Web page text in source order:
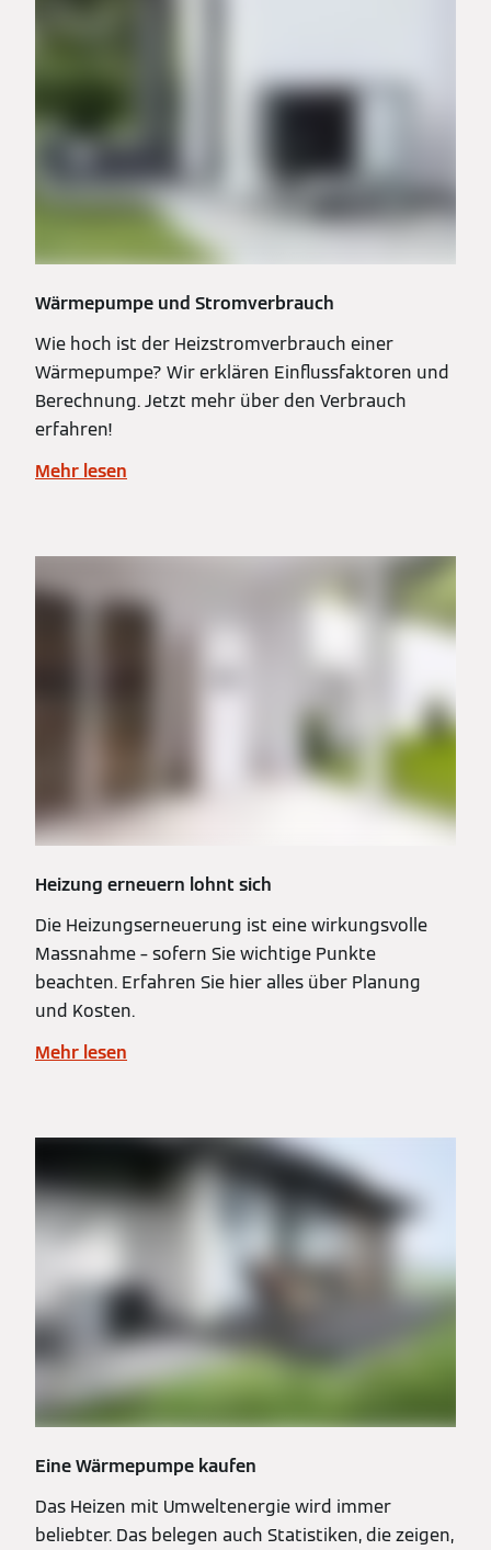
Wärmepumpe und Stromverbrauch
Wie hoch ist der Heizstromverbrauch einer
Wärmepumpe? Wir erklären Einflussfaktoren und
Berechnung. Jetzt mehr über den Verbrauch
erfahren!
Mehr lesen
Heizung erneuern lohnt sich
Die Heizungserneuerung ist eine wirkungsvolle
Massnahme – sofern Sie wichtige Punkte
beachten. Erfahren Sie hier alles über Planung
und Kosten.
Mehr lesen
Eine Wärmepumpe kaufen
Das Heizen mit Umweltenergie wird immer
beliebter. Das belegen auch Statistiken, die zeigen,